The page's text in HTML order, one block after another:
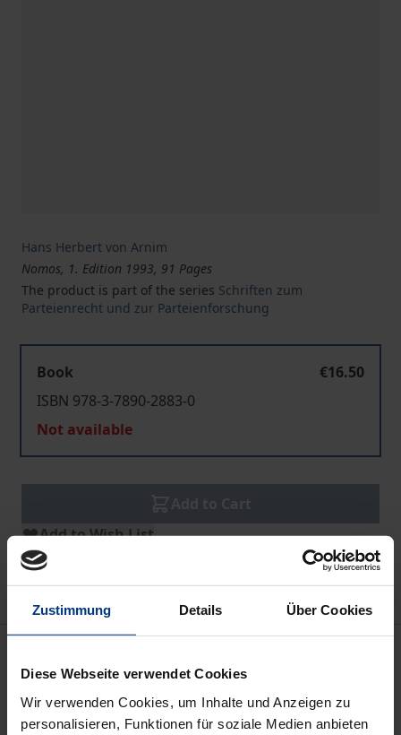
Zustimmung Details Über Cookies
Diese Webseite verwendet Cookies
Wir verwenden Cookies, um Inhalte und Anzeigen zu
personalisieren, Funktionen für soziale Medien anbieten
Hans Herbert von Arnim
Nomos, 1. Edition 1993, 91 Pages
The product is part of the series Schriften zum
Parteienrecht und zur Parteienforschung
Book
€16.50
ISBN 978-3-7890-2883-0
Not available
Add to Cart
Add to Wish List
Delivery cost notice
Wie sind die Einheitspartei eines totalitären Staates
und ihre Satellitenorganisationen nach dem